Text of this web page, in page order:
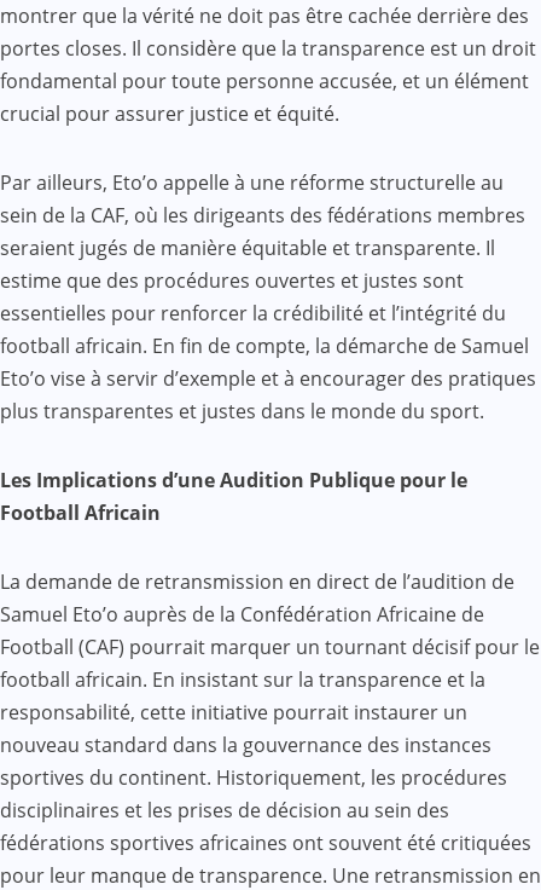
montrer que la vérité ne doit pas être cachée derrière des
portes closes. Il considère que la transparence est un droit
fondamental pour toute personne accusée, et un élément
crucial pour assurer justice et équité.
Par ailleurs, Eto’o appelle à une réforme structurelle au
sein de la CAF, où les dirigeants des fédérations membres
seraient jugés de manière équitable et transparente. Il
estime que des procédures ouvertes et justes sont
essentielles pour renforcer la crédibilité et l’intégrité du
football africain. En fin de compte, la démarche de Samuel
Eto’o vise à servir d’exemple et à encourager des pratiques
plus transparentes et justes dans le monde du sport.
Les Implications d’une Audition Publique pour le
Football Africain
La demande de retransmission en direct de l’audition de
Samuel Eto’o auprès de la Confédération Africaine de
Football (CAF) pourrait marquer un tournant décisif pour le
football africain. En insistant sur la transparence et la
responsabilité, cette initiative pourrait instaurer un
nouveau standard dans la gouvernance des instances
sportives du continent. Historiquement, les procédures
disciplinaires et les prises de décision au sein des
fédérations sportives africaines ont souvent été critiquées
pour leur manque de transparence. Une retransmission en